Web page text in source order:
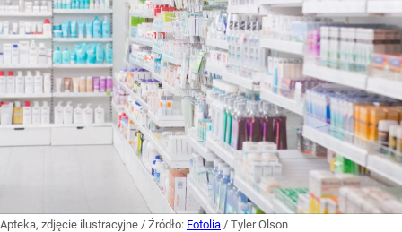
Apteka, zdjęcie ilustracyjne / Źródło: Fotolia / Tyler Olson